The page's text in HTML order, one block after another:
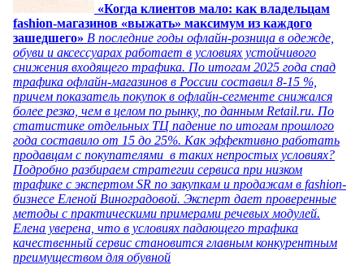
«Когда клиентов мало: как владельцам
fashion-магазинов «выжать» максимум из каждого
зашедшего» В последние годы офлайн-розница в одежде,
обуви и аксессуарах работает в условиях устойчивого
снижения входящего трафика. По итогам 2025 года спад
трафика офлайн-магазинов в России составил 8-15 %,
причем показатель покупок в офлайн-сегменте снижался
более резко, чем в целом по рынку, по данным Retail.ru. По
статистике отдельных ТЦ падение по итогам прошлого
года составило от 15 до 25%. Как эффективно работать
продавцам с покупателями в таких непростых условиях?
Подробно разбираем стратегии сервиса при низком
трафике с экспертом SR по закупкам и продажам в fashion-
бизнесе Еленой Виноградовой. Эксперт дает проверенные
методы с практическими примерами речевых модулей.
Елена уверена, что в условиях падающего трафика
качественный сервис становится главным конкурентным
преимуществом для обувной